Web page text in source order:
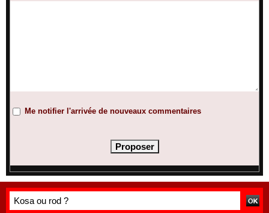
Me notifier l'arrivée de nouveaux commentaires